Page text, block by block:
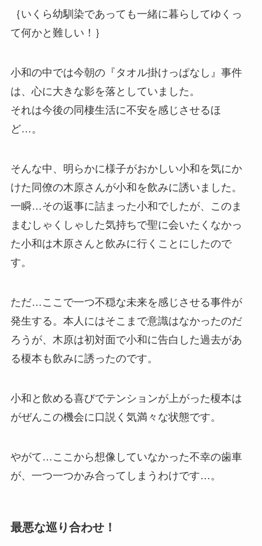
｛いくら幼馴染であっても一緒に暮らしてゆくっ
て何かと難しい！｝
小和の中では今朝の『タオル掛けっぱなし』事件
は、心に大きな影を落としていました。
それは今後の同棲生活に不安を感じさせるほ
ど…。
そんな中、明らかに様子がおかしい小和を気にか
けた同僚の木原さんが小和を飲みに誘いました。
一瞬…その返事に詰まった小和でしたが、このま
まむしゃくしゃした気持ちで聖に会いたくなかっ
た小和は木原さんと飲みに行くことにしたので
す。
ただ…ここで一つ不穏な未来を感じさせる事件が
発生する。本人にはそこまで意識はなかったのだ
ろうが、木原は初対面で小和に告白した過去があ
る榎本も飲みに誘ったのです。
小和と飲める喜びでテンションが上がった榎本は
がぜんこの機会に口説く気満々な状態です。
やがて…ここから想像していなかった不幸の歯車
が、一つ一つかみ合ってしまうわけです…。
最悪な巡り合わせ！